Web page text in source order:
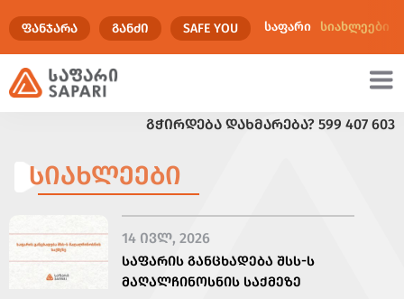
ᲤᲐᲜᲯᲐᲠᲐ ᲒᲐᲜᲫᲘ SAFE YOU საფარი სიახლეები
ᲒᲭᲘᲠᲓᲔᲑᲐ ᲓᲐᲮᲛᲐᲠᲔᲑᲐ? 599 407 603
ᲡᲘᲐᲮᲚᲔᲔᲑᲘ
14 ᲘᲕᲚ, 2026
ᲡᲐᲤᲐᲠᲘᲡ ᲒᲐᲜᲪᲮᲐᲓᲔᲑᲐ ᲨᲡᲡ-Ს
ᲛᲐᲦᲐᲚᲩᲘᲜᲝᲡᲜᲘᲡ ᲡᲐᲥᲛᲔᲖᲔ